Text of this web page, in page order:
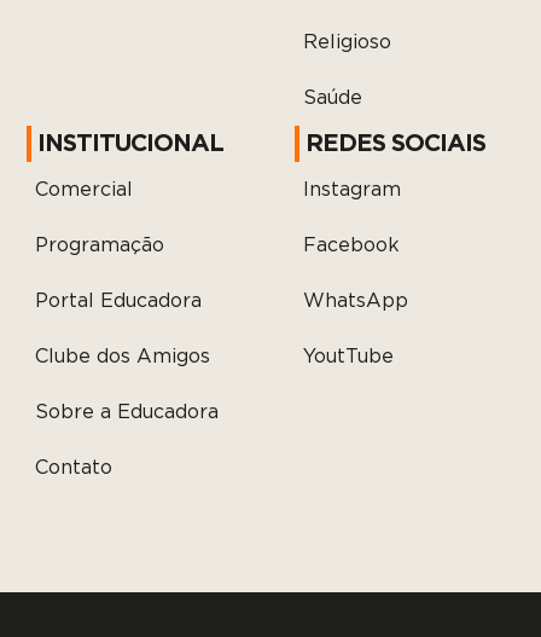
Religioso
Saúde
INSTITUCIONAL
Comercial
Programação
Portal Educadora
Clube dos Amigos
Sobre a Educadora
Contato
REDES SOCIAIS
Instagram
Facebook
WhatsApp
YoutTube